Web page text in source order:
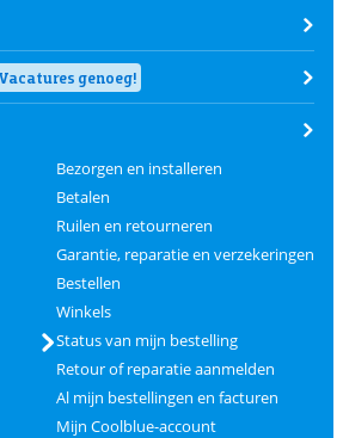
Vacatures genoeg!
Bezorgen en installeren
Betalen
Ruilen en retourneren
Garantie, reparatie en verzekeringen
Bestellen
Winkels
Status van mijn bestelling
Retour of reparatie aanmelden
Al mijn bestellingen en facturen
Mijn Coolblue-account